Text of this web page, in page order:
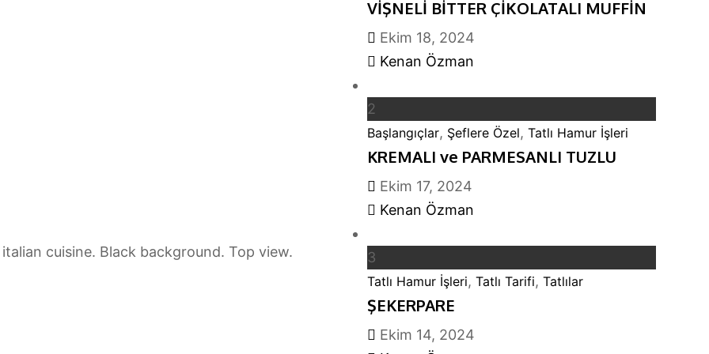
cuisine. Black background. Top view.
VİŞNELİ BİTTER ÇİKOLATALI MUFFİN
Ekim 18, 2024
Kenan Özman
2
Başlangıçlar, Şeflere Özel, Tatlı Hamur İşleri
KREMALI ve PARMESANLI TUZLU
Ekim 17, 2024
Kenan Özman
3
Tatlı Hamur İşleri, Tatlı Tarifi, Tatlılar
ŞEKERPARE
Ekim 14, 2024